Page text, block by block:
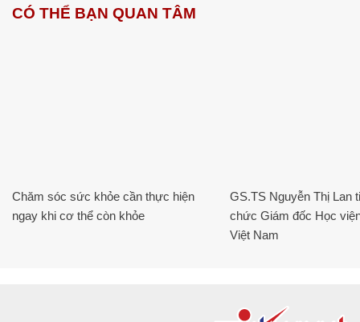
CÓ THỂ BẠN QUAN TÂM
Chăm sóc sức khỏe cần thực hiện
ngay khi cơ thể còn khỏe
GS.TS Nguyễn Thị Lan
chức Giám đốc Học
Việt Nam